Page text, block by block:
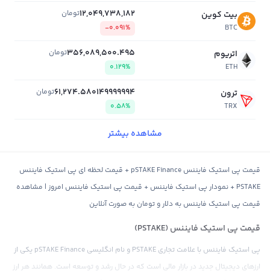
بیت کوین
BTC
12,049,738,182تومان
-0.091%
اتریوم
ETH
356,089,500.495تومان
0.129%
ترون
TRX
61,274.580149999994تومان
0.58%
مشاهده بیشتر
قیمت پی استیک فایننس pSTAKE Finance + قیمت لحظه ای پی استیک فایننس
PSTAKE + نمودار پی استیک فایننس + قیمت پی استیک فایننس امروز | مشاهده
قیمت پی استیک فایننس به دلار و تومان به صورت آنلاین
قیمت پی استیک فایننس (PSTAKE)
پی استیک فایننس با علامت تجاری PSTAKE و نام انگلیسی pSTAKE Finance یکی از
ارزهای دیجیتال جدید در بازار مالی است که در حال رشد و توسعه است. همانند هر ارز